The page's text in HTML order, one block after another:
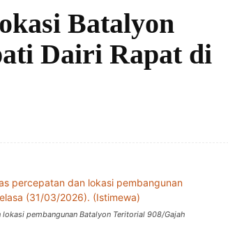
Batalyon
Dairi Rapat di
pembangunan Batalyon Teritorial 908/Gajah